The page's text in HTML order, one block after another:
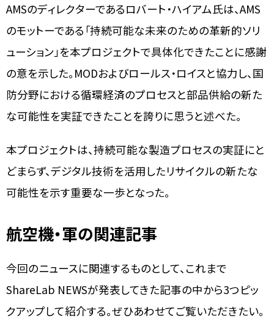
AMSのディレクターであるロバート・ハイアム氏は、AMS
のモットーである「持続可能な未来のための革新的ソリ
ューション」を本プロジェクトで具体化できたことに感謝
の意を示した。MODおよびロールス・ロイスと協力し、国
防分野における循環経済のプロセスと部品供給の新た
な可能性を実証できたことを誇りに思うと述べた。
本プロジェクトは、持続可能な製造プロセスの実証にと
どまらず、デジタル技術を活用したリサイクルの新たな
可能性を示す重要な一歩となった。
航空機・軍の関連記事
今回のニュースに関連するものとして、これまで
ShareLab NEWSが発表してきた記事の中から3つピッ
クアップして紹介する。ぜひあわせてご覧いただきたい。